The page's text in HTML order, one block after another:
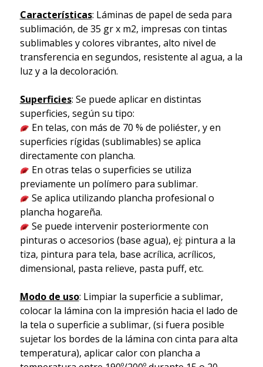
Características: Láminas de papel de seda para
sublimación, de 35 gr x m2, impresas con tintas
sublimables y colores vibrantes, alto nivel de
transferencia en segundos, resistente al agua, a la
luz y a la decoloración.
Superficies: Se puede aplicar en distintas
superficies, según su tipo:
En telas, con más de 70 % de poliéster, y en
superficies rígidas (sublimables) se aplica
directamente con plancha.
En otras telas o superficies se utiliza
previamente un polímero para sublimar.
Se aplica utilizando plancha profesional o
plancha hogareña.
Se puede intervenir posteriormente con
pinturas o accesorios (base agua), ej: pintura a la
tiza, pintura para tela, base acrílica, acrílicos,
dimensional, pasta relieve, pasta puff, etc.
Modo de uso: Limpiar la superficie a sublimar,
colocar la lámina con la impresión hacia el lado de
la tela o superficie a sublimar, (si fuera posible
sujetar los bordes de la lámina con cinta para alta
temperatura), aplicar calor con plancha a